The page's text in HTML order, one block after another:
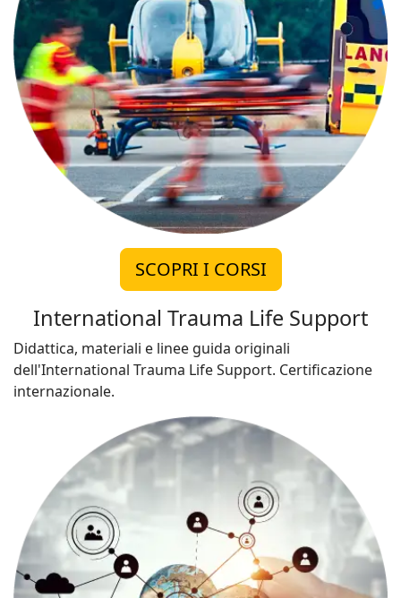
SCOPRI I CORSI
International Trauma Life Support
Didattica, materiali e linee guida originali
dell'International Trauma Life Support. Certificazione
internazionale.